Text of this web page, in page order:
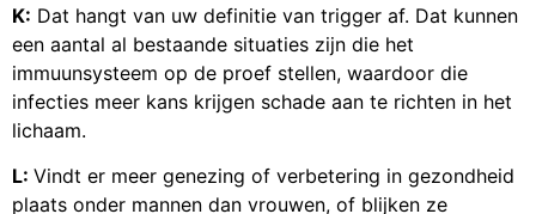
K: Dat hangt van uw definitie van trigger af. Dat kunnen
een aantal al bestaande situaties zijn die het
immuunsysteem op de proef stellen, waardoor die
infecties meer kans krijgen schade aan te richten in het
lichaam.
L: Vindt er meer genezing of verbetering in gezondheid
plaats onder mannen dan vrouwen, of blijken ze